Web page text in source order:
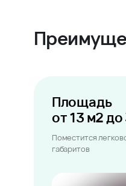
Площадь
от 13 м2
Поместится
габаритов